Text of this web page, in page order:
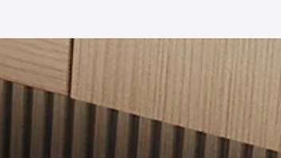
グを彩るセラ
セラミック天